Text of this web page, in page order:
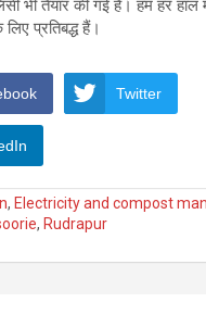
भी तैयार की गई है। हम हर
प्रतिबद्ध हैं।
Twitter
, Electricity and compost
, Rudrapur